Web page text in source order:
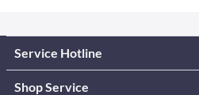
Service Hotline
Shop Service